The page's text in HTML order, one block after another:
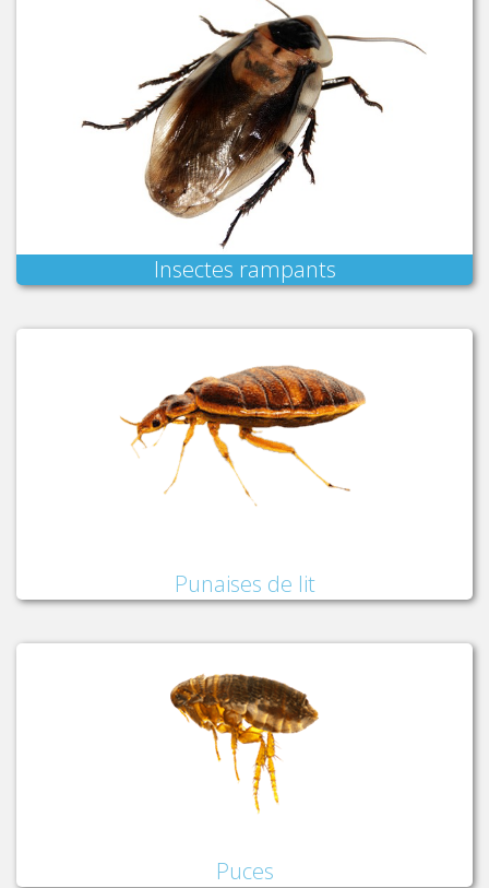
Insectes rampants
Punaises de lit
Puces